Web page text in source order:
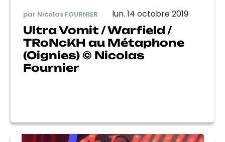
par Nicolas FOURNIER lun. 14 octobre 2019
Ultra Vomit / Warfield /
TRoNcKH au Métaphone
(Oignies) © Nicolas
Fournier